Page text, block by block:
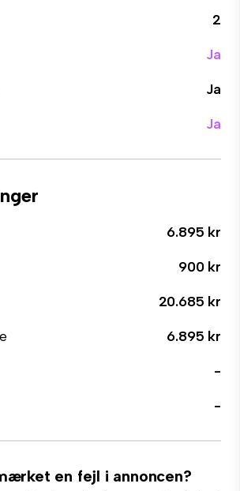
2
Ja
Ja
Ja
6.895 kr
900 kr
20.685 kr
6.895 kr
-
-
en fejl i annoncen?